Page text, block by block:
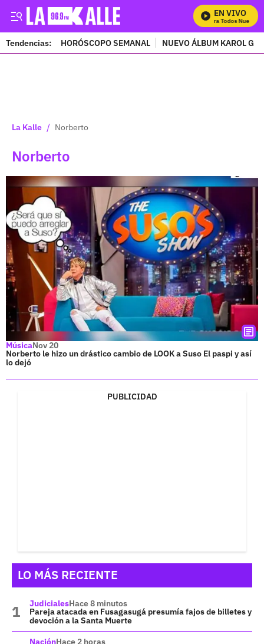
EN VIVO
Mira Todos Nuestros
Tendencias: HORÓSCOPO SEMANAL NUEVO ÁLBUM KAROL G
La Kalle / Norberto
Norberto
MúsicaNov 20
Norberto le hizo un drástico cambio de LOOK a Suso El paspi y así
lo dejó
PUBLICIDAD
LO MÁS RECIENTE
JudicialesHace 8 minutos
Pareja atacada en Fusagasugá presumía fajos de billetes y
devoción a la Santa Muerte
NaciónHace 2 horas